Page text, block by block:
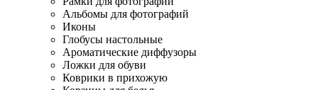
Альбомы для фотографий
Иконы
Глобусы настольные
Ароматические диффузоры
Ложки для обуви
Коврики в прихожую